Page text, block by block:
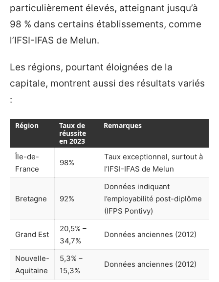
particulièrement élevés, atteignant jusqu’à
98 % dans certains établissements, comme
l’IFSI-IFAS de Melun.
Les régions, pourtant éloignées de la
capitale, montrent aussi des résultats variés
:
Région
Taux de
réussite
en 2023
Remarques
Île-de-
France
98%
Taux exceptionnel, surtout à
l’IFSI-IFAS de Melun
Bretagne 92%
Données indiquant
l’employabilité post-diplôme
(IFPS Pontivy)
Grand Est
20,5% –
34,7%
Données anciennes (2012)
Nouvelle-
Aquitaine
5,3% –
15,3%
Données anciennes (2012)